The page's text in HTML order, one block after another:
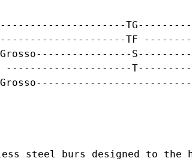
TF
Grosso----------------
---------------------
steel burs designed to